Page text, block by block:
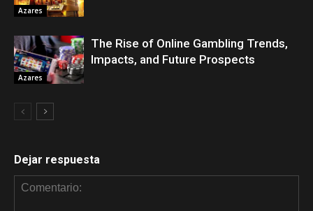
Azares
Azares
The Rise of Online Gambling Trends,
Impacts, and Future Prospects
Dejar respuesta